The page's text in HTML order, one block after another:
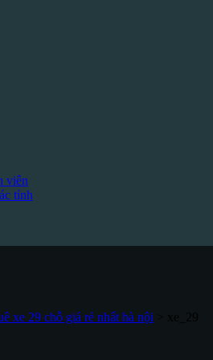
viên
tỉnh
xe 29 chỗ giá rẻ nhất hà nội